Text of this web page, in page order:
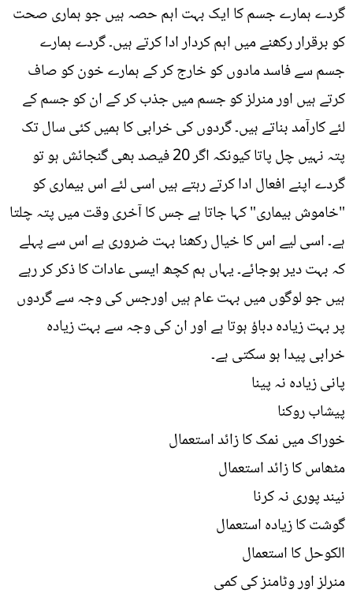
گردے ہمارے جسم کا ایک بہت اہم حصہ ہیں جو ہماری صحت
کو برقرار رکھنے میں اہم کردار ادا کرتے ہیں۔ گردے ہمارے
جسم سے فاسد مادوں کو خارج کر کے ہمارے خون کو صاف
کرتے ہیں اور منرلز کو جسم میں جذب کر کے ان کو جسم کے
لئے کارآمد بناتے ہیں۔ گردوں کی خرابی کا ہمیں کئی سال تک
پتہ نہیں چل پاتا کیونکہ اگر 20 فیصد بھی گنجائش ہو تو
گردے اپنے افعال ادا کرتے رہتے ہیں اسی لئے اس بیماری کو
"خاموش بیماری" کہا جاتا ہے جس کا آخری وقت میں پتہ چلتا
ہے۔ اسی لیے اس کا خیال رکھنا بہت ضروری ہے اس سے پہلے
کہ بہت دیر ہوجائے۔ یہاں ہم کچھ ایسی عادات کا ذکر کر رہے
ہیں جو لوگوں میں بہت عام ہیں اورجس کی وجہ سے گردوں
پر بہت زیادہ دباؤ ہوتا ہے اور ان کی وجہ سے بہت زیادہ
خرابی پیدا ہو سکتی ہے۔
پانی زیادہ نہ پینا
پیشاب روکنا
خوراک میں نمک کا زائد استعمال
مٹھاس کا زائد استعمال
نیند پوری نہ کرنا
گوشت کا زیادہ استعمال
الکوحل کا استعمال
منرلز اور وٹامنز کی کمی